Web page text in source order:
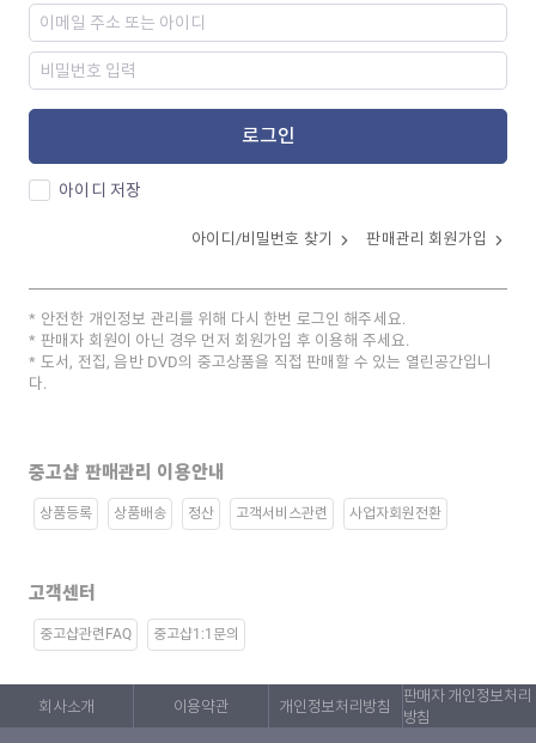
로그인
아이디 저장
아이디/비밀번호 찾기 판매관리 회원가입
안전한 개인정보 관리를 위해 다시 한번 로그인 해주세요.
판매자 회원이 아닌 경우 먼저 회원가입 후 이용해 주세요.
도서, 전집, 음반 DVD의 중고상품을 직접 판매할 수 있는 열린공간입니
다.
중고샵 판매관리 이용안내
상품등록 상품배송 정산 고객서비스관련 사업자회원전환
고객센터
중고샵관련FAQ 중고샵1:1문의
회사소개 이용약관 개인정보처리방침
판매자 개인정보처리
방침